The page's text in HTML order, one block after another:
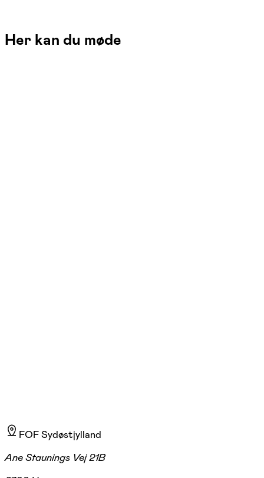
Her kan du møde
FOF Sydøstjylland
Ane Staunings Vej 21B